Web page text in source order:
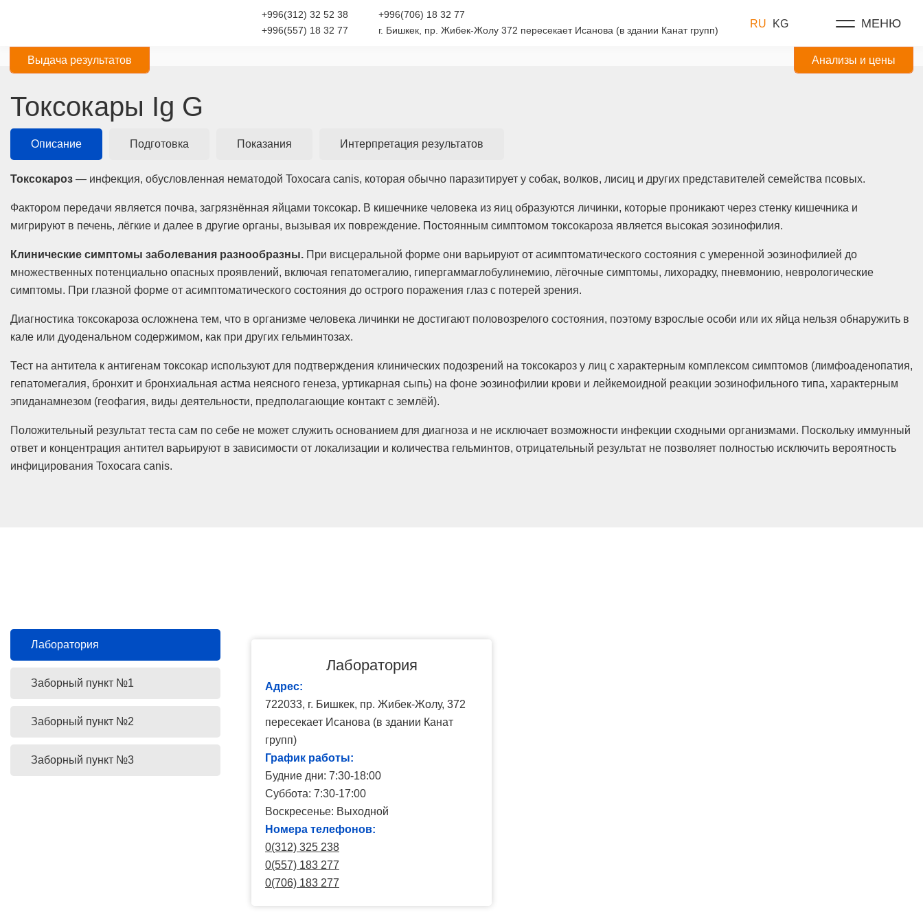
+996(312) 32 52 38
+996(557) 18 32 77
+996(706) 18 32 77
г. Бишкек, пр. Жибек-Жолу 372 пересекает Исанова (в здании Канат групп)
МЕНЮ
RU KG
Выдача результатов Анализы и цены
Токсокары Ig G
Описание Подготовка Показания Интерпретация результатов
Токсокароз — инфекция, обусловленная нематодой Toxocara canis, которая обычно паразитирует у собак, волков, лисиц и других представителей семейства псовых.
Фактором передачи является почва, загрязнённая яйцами токсокар. В кишечнике человека из яиц образуются личинки, которые проникают через стенку кишечника и
мигрируют в печень, лёгкие и далее в другие органы, вызывая их повреждение. Постоянным симптомом токсокароза является высокая эозинофилия.
Клинические симптомы заболевания разнообразны. При висцеральной форме они варьируют от асимптоматического состояния с умеренной эозинофилией до
множественных потенциально опасных проявлений, включая гепатомегалию, гипергаммаглобулинемию, лёгочные симптомы, лихорадку, пневмонию, неврологические
симптомы. При глазной форме от асимптоматического состояния до острого поражения глаз с потерей зрения.
Диагностика токсокароза осложнена тем, что в организме человека личинки не достигают половозрелого состояния, поэтому взрослые особи или их яйца нельзя обнаружить в
кале или дуоденальном содержимом, как при других гельминтозах.
Тест на антитела к антигенам токсокар используют для подтверждения клинических подозрений на токсокароз у лиц с характерным комплексом симптомов (лимфоаденопатия,
гепатомегалия, бронхит и бронхиальная астма неясного генеза, уртикарная сыпь) на фоне эозинофилии крови и лейкемоидной реакции эозинофильного типа, характерным
эпиданамнезом (геофагия, виды деятельности, предполагающие контакт с землёй).
Положительный результат теста сам по себе не может служить основанием для диагноза и не исключает возможности инфекции сходными организмами. Поскольку иммунный
ответ и концентрация антител варьируют в зависимости от локализации и количества гельминтов, отрицательный результат не позволяет полностью исключить вероятность
инфицирования Toxocara canis.
Лаборатория
Заборный пункт №1
Заборный пункт №2
Заборный пункт №3
Лаборатория
Адрес:
722033, г. Бишкек, пр. Жибек-Жолу, 372
пересекает Исанова (в здании Канат
групп)
График работы:
Будние дни: 7:30-18:00
Суббота: 7:30-17:00
Воскресенье: Выходной
Номера телефонов:
0(312) 325 238
0(557) 183 277
0(706) 183 277